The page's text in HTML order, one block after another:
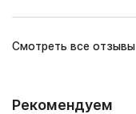
Смотреть все отзывы
Рекомендуем